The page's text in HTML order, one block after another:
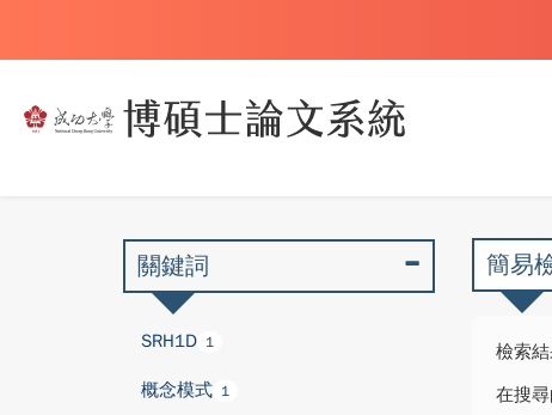
簡易
檢索
在搜
關鍵詞
SRH1D 1
概念模式 1